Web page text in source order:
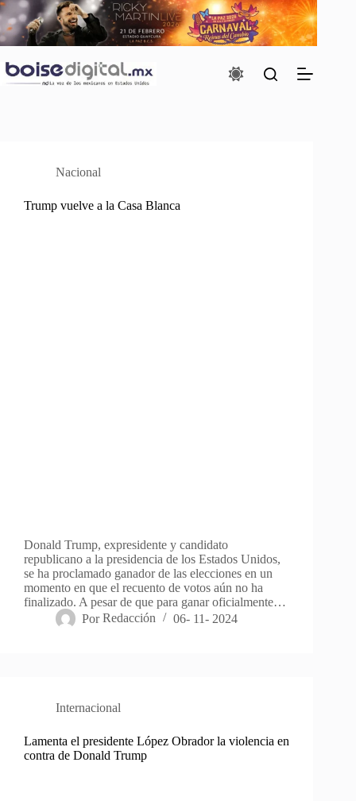
Saltar
al
contenido
Nacional
Trump vuelve a la Casa Blanca
Donald Trump, expresidente y candidato
republicano a la presidencia de los Estados Unidos,
se ha proclamado ganador de las elecciones en un
momento en que el recuento de votos aún no ha
finalizado. A pesar de que para ganar oficialmente…
Por Redacción 06- 11- 2024
Internacional
Lamenta el presidente López Obrador la violencia en
contra de Donald Trump